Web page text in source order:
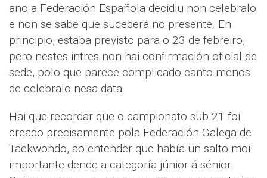
ano a Federación Española decidiu non celebralo
e non se sabe que sucederá no presente. En
principio, estaba previsto para o 23 de febreiro,
pero nestes intres non hai confirmación oficial de
sede, polo que parece complicado canto menos
de celebralo nesa data.
Hai que recordar que o campionato sub 21 foi
creado precisamente pola Federación Galega de
Taekwondo, ao entender que había un salto moi
importante dende a categoría júnior á sénior.